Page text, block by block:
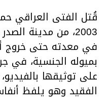
قُتل الفتى العراقي
2003، من مدينة
في معدته حتى خروج
بميوله الجنسية، في
على توثيقها
الفقيد وهو يلفظ